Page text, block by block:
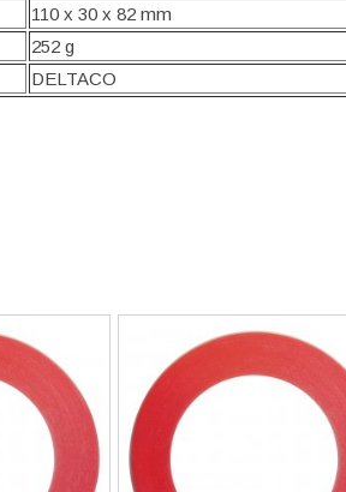
110 x 30 x 82 mm
252 g
DELTACO